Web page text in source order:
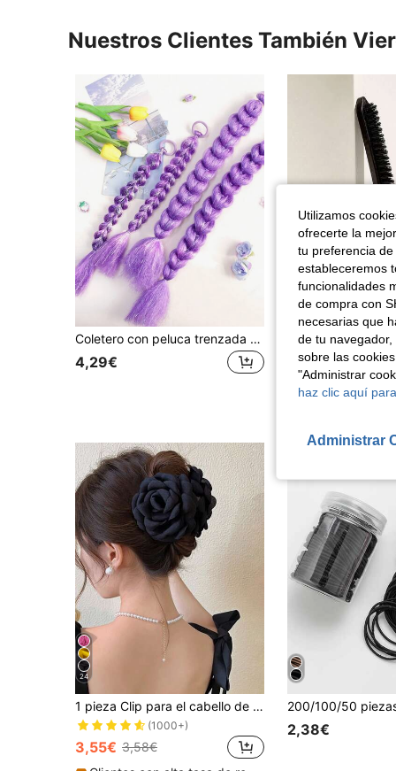
Nuestros Clientes También
Coletero con peluca trenzada de color púrpura suave y soñadora con brillos finos, diseño de coletero + accesorio para el cabello con decoración de borlas, adecuado para peinados diarios, actuaciones, festivales, atuendos de cumpleaños
4,29€ #10 Más vendidos
2,88€
24
1 pieza Clip para el cabello de rosa de tela multicapa de 9cm, accesorio para el cabello de estilo bohemio, accesorio esencial diario/de playa, accesorio de otoño/invierno para mujeres
(1000+)
3,55€ 3,58€
2,38€
Utilizamos
ofrecerte la
tu preferencia
estableceremos
funcionalidades
de compra con
necesarias que
de tu
sobre las
"Administrar
haz clic aquí
Administrar